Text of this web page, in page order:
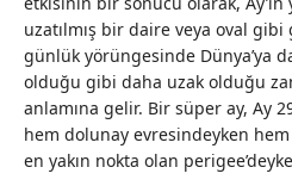
uzatılmış bir daire veya oval gibi
günlük yörüngesinde Dünya’ya
olduğu gibi daha uzak olduğu
anlamına gelir. Bir süper ay, Ay
hem dolunay evresindeyken
en yakın nokta olan